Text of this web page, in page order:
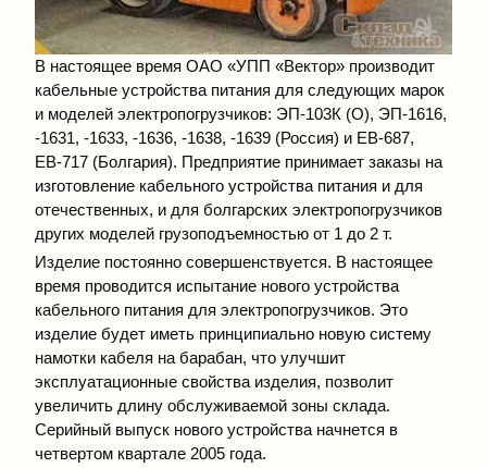
В настоящее время ОАО «УПП «Вектор» производит
кабельные устройства питания для следующих марок
и моделей электропогрузчиков: ЭП-103К (О), ЭП-1616,
-1631, -1633, -1636, -1638, -1639 (Россия) и ЕВ-687,
ЕВ-717 (Болгария). Предприятие принимает заказы на
изготовление кабельного устройства питания и для
отечественных, и для болгарских электропогрузчиков
других моделей грузоподъемностью от 1 до 2 т.
Изделие постоянно совершенствуется. В настоящее
время проводится испытание нового устройства
кабельного питания для электропогрузчиков. Это
изделие будет иметь принципиально новую систему
намотки кабеля на барабан, что улучшит
эксплуатационные свойства изделия, позволит
увеличить длину обслуживаемой зоны склада.
Серийный выпуск нового устройства начнется в
четвертом квартале 2005 года.